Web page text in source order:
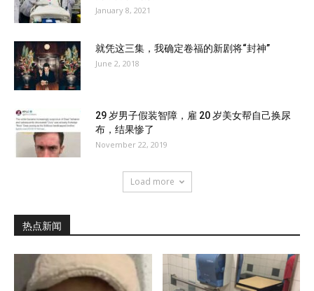
January 8, 2021
就凭这三集，我确定卷福的新剧将“封神”
June 2, 2018
29 岁男子假装智障，雇 20 岁美女帮自己换尿
布，结果惨了
November 22, 2019
Load more
热点新闻